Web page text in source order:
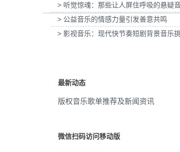
磅礴 (1)
神秘 (1)
正能量
> 听觉惊魂：那些让人屏住呼吸的悬疑
> 公益音乐的情感力量引发善意共鸣
> 影视音乐：现代快节奏短剧背景音乐
最新动态
版权音乐歌单推荐及新闻资讯
微信扫码访问移动版